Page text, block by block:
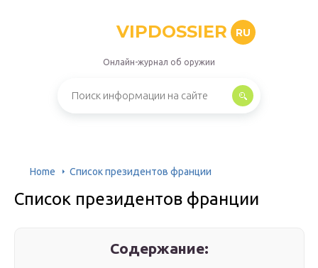
VIPDOSSIER RU
Онлайн-журнал об оружии
Home Список президентов франции
Список президентов франции
Содержание: